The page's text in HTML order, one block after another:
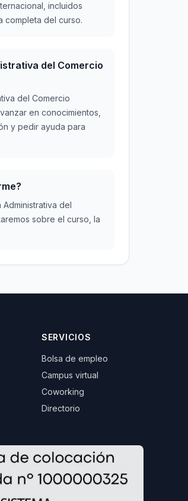
incluidos
completa del curso.
del Comercio
del Comercio
en conocimientos,
y pedir ayuda para
del
sobre el curso, la
SERVICIOS
Bolsa de empleo
Campus virtual
Coworking
Directorio